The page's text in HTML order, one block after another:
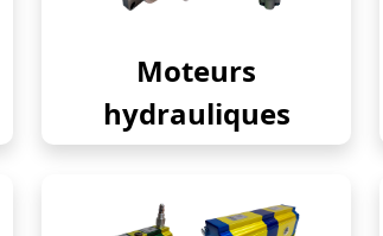
Moteurs
hydrauliques